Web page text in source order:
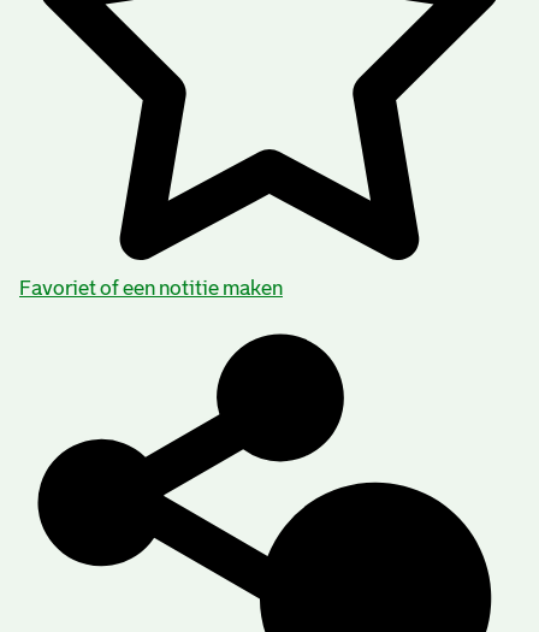
Favoriet of een notitie maken